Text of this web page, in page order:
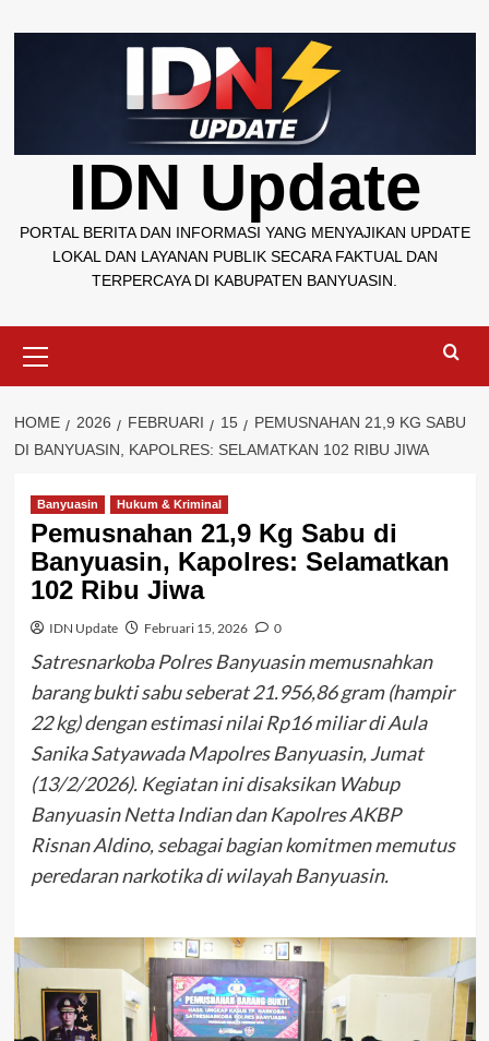
to
IDN Update
PORTAL BERITA DAN INFORMASI YANG MENYAJIKAN UPDATE
LOKAL DAN LAYANAN PUBLIK SECARA FAKTUAL DAN
TERPERCAYA DI KABUPATEN BANYUASIN.
Menu
HOME 2026 FEBRUARI 15
PEMUSNAHAN 21,9 KG SABU
DI BANYUASIN, KAPOLRES: SELAMATKAN 102 RIBU JIWA
Banyuasin Hukum & Kriminal
Pemusnahan 21,9 Kg Sabu di
Banyuasin, Kapolres: Selamatkan
102 Ribu Jiwa
IDN Update Februari 15, 2026 0
Satresnarkoba Polres Banyuasin memusnahkan
barang bukti sabu seberat 21.956,86 gram (hampir
22 kg) dengan estimasi nilai Rp16 miliar di Aula
Sanika Satyawada Mapolres Banyuasin, Jumat
(13/2/2026). Kegiatan ini disaksikan Wabup
Banyuasin Netta Indian dan Kapolres AKBP
Risnan Aldino, sebagai bagian komitmen memutus
peredaran narkotika di wilayah Banyuasin.